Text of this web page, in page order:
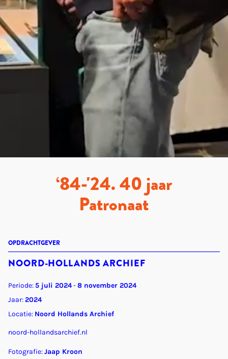
‘84-'24. 40 jaar
Patronaat
OPDRACHTGEVER
NOORD-HOLLANDS ARCHIEF
Periode:5 juli 2024-8 november 2024
Jaar:2024
Locatie: Noord Hollands Archief
noord-hollandsarchief.nl
Fotografie:Jaap Kroon